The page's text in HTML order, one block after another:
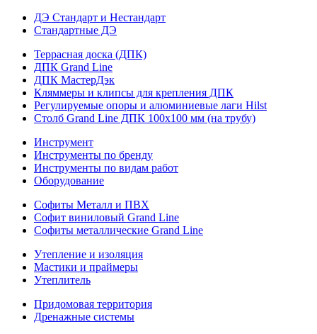
ДЭ Стандарт и Нестандарт
Стандартные ДЭ
Террасная доска (ДПК)
ДПК Grand Line
ДПК МастерДэк
Кляммеры и клипсы для крепления ДПК
Регулируемые опоры и алюминиевые лаги Hilst
Столб Grand Line ДПК 100х100 мм (на трубу)
Инструмент
Инструменты по бренду
Инструменты по видам работ
Оборудование
Софиты Металл и ПВХ
Софит виниловый Grand Line
Софиты металлические Grand Line
Утепление и изоляция
Мастики и праймеры
Утеплитель
Придомовая территория
Дренажные системы